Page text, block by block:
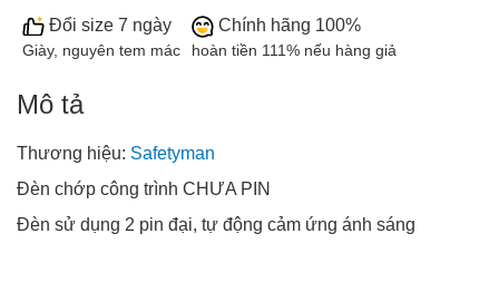
Đổi size 7 ngày
Giày, nguyên tem mác
Chính hãng 100%
hoàn tiền 111% nếu hàng giả
Mô tả
Thương hiệu: Safetyman
Đèn chớp công trình CHƯA PIN
Đèn sử dụng 2 pin đại, tự động cảm ứng ánh sáng